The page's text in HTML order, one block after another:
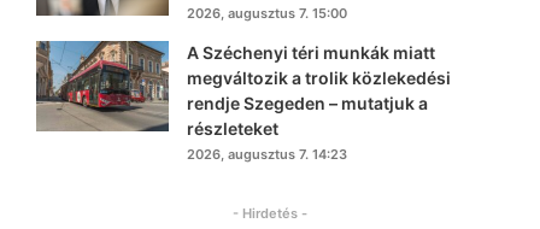
2026, augusztus 7. 15:00
A Széchenyi téri munkák miatt
megváltozik a trolik közlekedési
rendje Szegeden – mutatjuk a
részleteket
2026, augusztus 7. 14:23
- Hirdetés -